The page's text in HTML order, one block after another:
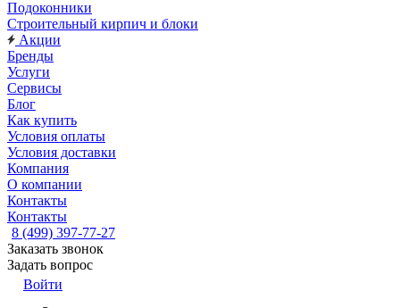
Подоконники
Строительный кирпич и блоки
Акции
Бренды
Услуги
Сервисы
Блог
Как купить
Условия оплаты
Условия доставки
Компания
О компании
Контакты
Контакты
8 (499) 397-77-27
Заказать звонок
Задать вопрос
Войти